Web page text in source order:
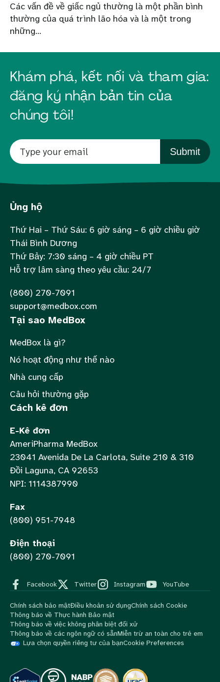
Các vấn đề về giấc ngủ thường là một phần bình
thường của quá trình lão hóa và là một trong
những...
Khám phá, kết nối và tham gia:
đăng ký nhận bản tin của
chúng tôi!
Submit
Ủng hộ
Thứ Hai – Thứ Sáu: 6 giờ sáng – 6 giờ chiều giờ
Thái Bình Dương
Thứ Bảy: 7:30 sáng – 4 giờ chiều PT
Hỗ trợ lâm sàng theo yêu cầu: 24/7
(800) 270-7091
support@medbox.com
Tại sao MedBox
MedBox là gì?
Nó hoạt động như thế nào
Nhà cung cấp
Câu hỏi thường gặp
Cách kê đơn
E-Kê đơn
AmeriPharma MedBox
23041 Avenida De La Carlota, Suite 210 & 310
Đồi Laguna, CA 92653
NPI: 1114387990
Fax
(800) 951-7948
Điện thoại
(800) 270-7091
Facebook Twitter Instagram YouTube
Chính sách bảo mậtĐiều khoản sử dụngChính sách Cookie
Thông báo về Thực hành Bảo mật
Thông báo về việc không phân biệt đối xử
Thông báo về các ngôn ngữ có sẵnMiễn trừ an toàn cho trẻ em
Lựa chọn quyền riêng tư của bạnCookie Preferences